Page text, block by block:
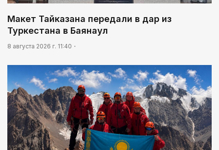
Макет Тайказана передали в дар из
Туркестана в Баянаул
8 августа 2026 г. 11:40